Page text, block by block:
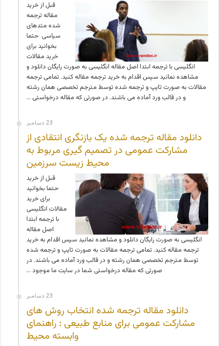
قبل از خرید
مقاله ترجمه
شده متدهای
سیاسی حتما
بخوانید برای
خرید مقالات
انگلیسی با ترجمه ابتدا اصل مقاله انگلیسی به صورت رایگان دانلود و
مشاهده نمائید سپس اقدام به خرید ترجمه مقاله کنید. تمامی ترجمه
مقالات به صورت تایپ و ترجمه شده توسط مترجم تخصصی همان رشته
و در قالب ورد آماده می باشند. در صورتی که مقاله درخواستی …
23 دسامبر
دانلود مقاله ترجمه شده یک بازنگری انتقادی از
مشارکت عمومی در تصمیم گیری مربوط به
محیط زیست سرزمین
قبل از خرید
حتما بخوانید
برای خرید
مقالات انگلیسی
با ترجمه ابتدا
اصل مقاله
انگلیسی به صورت رایگان دانلود و مشاهده نمائید سپس اقدام به خرید
ترجمه مقاله کنید. تمامی ترجمه مقالات به صورت تایپ و ترجمه شده
توسط مترجم تخصصی همان رشته و در قالب ورد آماده می باشند. در
صورتی که مقاله درخواستی شما در سایت ما موجود …
23 دسامبر
دانلود مقاله ترجمه شده انتخاب روش های
مشارکت عمومی برای منابع طبیعی : راهنمای
وابسته محیط